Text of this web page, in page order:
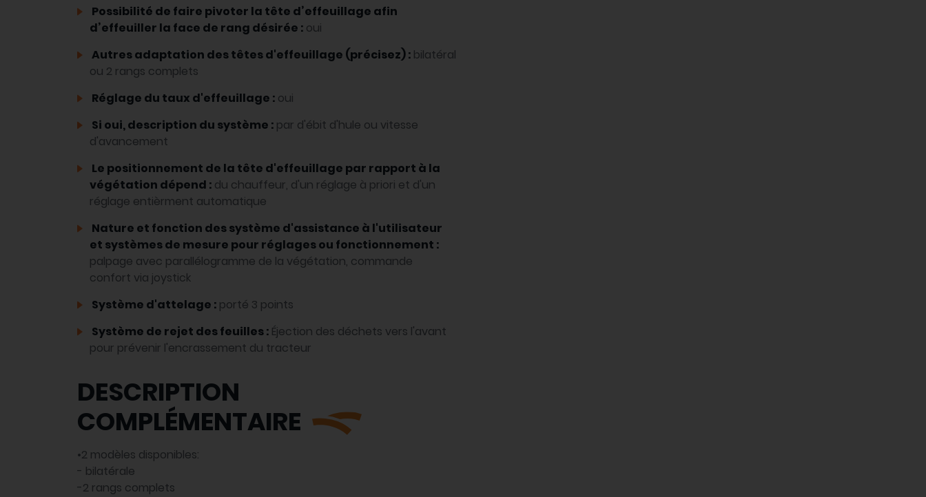
Possibilité de faire pivoter la tête d’effeuillage afin
d’effeuiller la face de rang désirée : oui
Autres adaptation des têtes d'effeuillage (précisez) : bilatéral
ou 2 rangs complets
Réglage du taux d'effeuillage : oui
Si oui, description du système : par d'ébit d'hule ou vitesse
d'avancement
Le positionnement de la tête d'effeuillage par rapport à la
végétation dépend : du chauffeur, d'un réglage à priori et d'un
réglage entièrment automatique
Nature et fonction des système d'assistance à l'utilisateur
et systèmes de mesure pour réglages ou fonctionnement :
palpage avec parallélogramme de la végétation, commande
confort via joystick
Système d'attelage : porté 3 points
Système de rejet des feuilles : Éjection des déchets vers l'avant
pour prévenir l'encrassement du tracteur
DESCRIPTION
COMPLÉMENTAIRE
•2 modèles disponibles:
- bilatérale
-2 rangs complets